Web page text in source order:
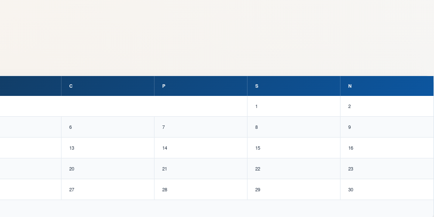
C P S N
1 2
6 7 8 9
13 14 15 16
20 21 22 23
27 28 29 30